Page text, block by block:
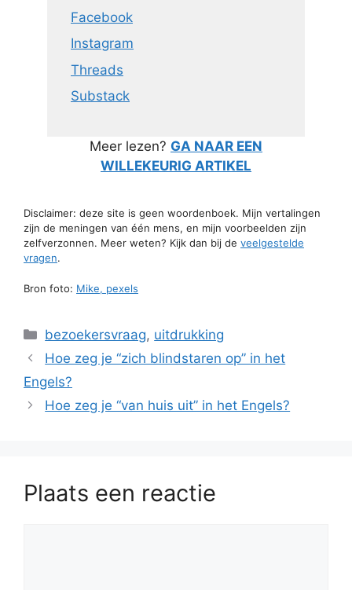
Facebook
Instagram
Threads
Substack
Meer lezen? GA NAAR EEN
WILLEKEURIG ARTIKEL
Disclaimer: deze site is geen woordenboek. Mijn vertalingen
zijn de meningen van één mens, en mijn voorbeelden zijn
zelfverzonnen. Meer weten? Kijk dan bij de veelgestelde
vragen.
Bron foto: Mike, pexels
Categorieën
bezoekersvraag, uitdrukking
Hoe zeg je “zich blindstaren op” in het
Engels?
Hoe zeg je “van huis uit” in het Engels?
Plaats een reactie